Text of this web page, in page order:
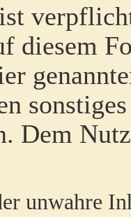
diesem
Dem
unwahre